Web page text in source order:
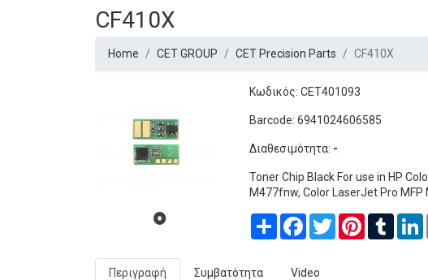
CF410X
Home CET GROUP CET Precision Parts CF410X
Κωδικός: CET401093
Barcode: 6941024606585
Διαθεσιμότητα: -
Toner Chip Black For use in HP
M477fnw, Color LaserJet Pro
Share Facebook
TwitterPinterestTumblr
Περιγραφή Συμβατότητα Video